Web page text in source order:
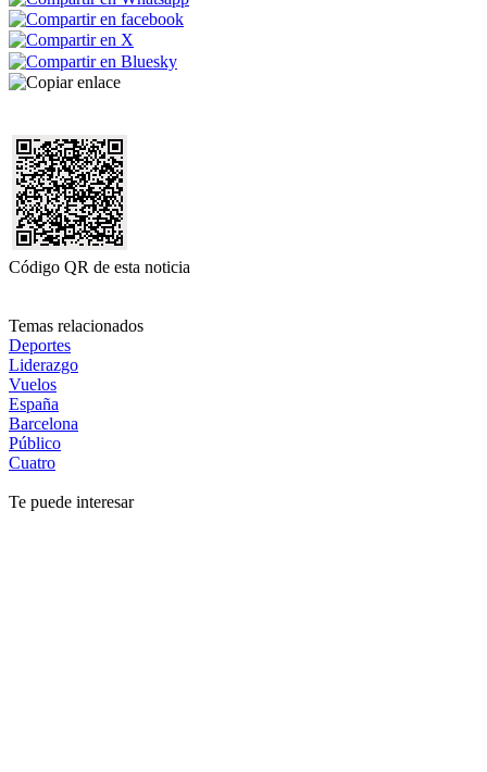
Código QR de esta noticia
Temas relacionados
Deportes
Liderazgo
Vuelos
España
Barcelona
Público
Cuatro
Te puede interesar